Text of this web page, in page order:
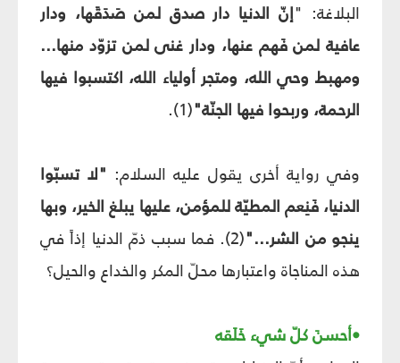
البلاغة: "إنّ الدنيا دار صدق لمن صَدَقَها، ودار
عافية لمن فَهم عنها، ودار غنى لمن تزوّد منها...
ومهبط وحي الله، ومتجر أولياء الله، اكتسبوا فيها
الرحمة، وربحوا فيها الجنّة"(1).
وفي رواية أخرى يقول عليه السلام: "لا تسبّوا
الدنيا، فَنِعم المطيّة للمؤمن، عليها يبلغ الخير، وبها
ينجو من الشر..."
(2). فما سبب ذمّ الدنيا إذاً في
هذه المناجاة واعتبارها محلّ المكر والخداع والحيل؟
•أحسنَ كلّ شيء خَلَقه